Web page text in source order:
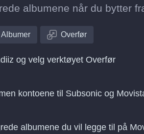
albumene når du bytter
Albumer Overfør
og velg verktøyet Overfør
kontoene til Subsonic og
albumene du vil legge til på